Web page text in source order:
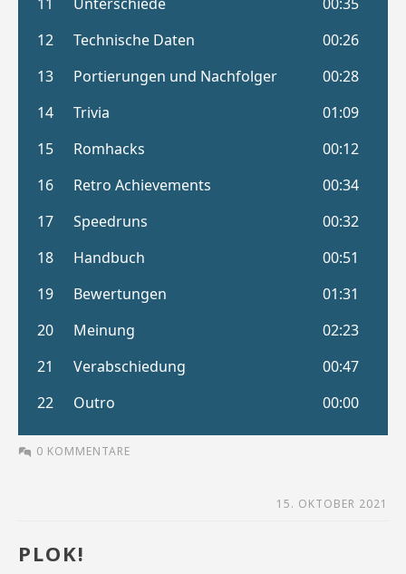
0 KOMMENTARE
15. OKTOBER 2021
PLOK!